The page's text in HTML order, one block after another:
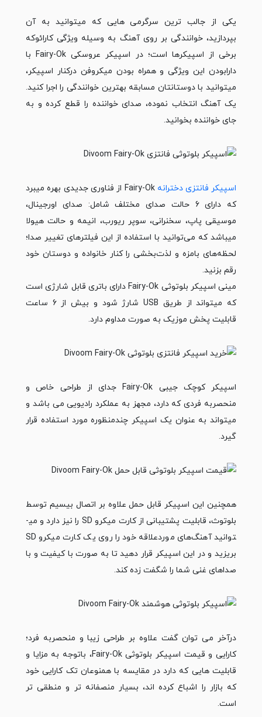
یکی از جالب­ ترین سرگرمی­ هایی که می­توانید به آن
بپردازید، خوانندگی بر روی آهنگ به وسیله ویژگی کارائوکه
برخی از اسپیکرها است؛ در اسپیکر عروسکی Fairy-Ok با
دارابودن این ویژگی و همراه بودن میکروفن درکنار اسپیکر،
می­توانید با دوستانتان مسابقه بهترین خوانندگی را اجرا کنید.
یک آهنگ انتخاب نموده، صدای خواننده را قطع کرده و به
جای خواننده بخوانید.
اسپیکر فانتزی دخترانه
Fairy-Ok از فناوری جدیدی بهره می­برد
که دارای 6 حالت صدای مختلف شامل: صدای اورجینال،
موسیقی پاپ، سخنرانی، سوپر ریورب، انیمه و حالت هیولا
می­باشد که می‌توانید با استفاده از این فیلترهای تغییر صدا؛
لحظه‌های بامزه و لذت‌بخشی را کنار خانواده و دوستان خود
رقم بزنید.
مینی اسپیکر بلوتوثی Fairy-Ok دارای باتری قابل شارژی است
که می­تواند از طریق USB شارژ شود و بیش از 6 ساعت
قابلیت پخش موزیک به صورت مداوم دارد.
اسپیکر کوچک جیبی Fairy-Ok جدای از طراحی خاص و
منحصربه فردی که دارد، مجهز به عملکرد رادیویی می­ باشد و
می­تواند به عنوان یک اسپیکر چندمنظوره مورد استفاده قرار
گیرد.
همچنین این اسپیکر قابل حمل علاوه بر اتصال بی­سیم توسط
بلوتوث، قابلیت پشتیبانی از کارت میکرو SD را نیز دارد و می­
توانید آهنگ‌های موردعلاقه خود را روی یک کارت میکرو SD
بریزید و در این اسپیکر قرار دهید تا به صورت با کیفیت و با
صداهای غنی شما را شگفت زده کند.
درآخر می ­توان گفت علاوه­­ بر طراحی زیبا و منحصر­به فرد؛
کارایی و قیمت اسپیکر بلوتوثی Fairy-Ok، باتوجه به مزایا و
قابلیت­ هایی که دارد در مقایسه با همنوعان تک کارایی خود
که بازار را اشباع کرده ­اند، بسیار منصفانه­ تر و منطقی­ تر
است.